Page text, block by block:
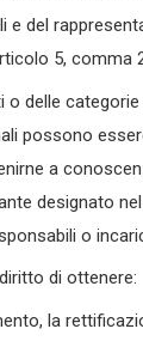
e del
5, comma
o delle
possono
a
designato
o
di ottenere:
la